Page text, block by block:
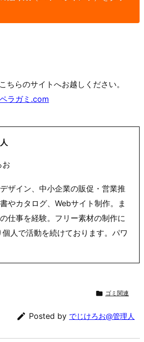
ちらのサイトへお越しください。
ラガミ.com
お
ザイン、中小企業の販促・営業推
やカタログ、Webサイト制作。ま
仕事を経験。フリー素材の制作に
人で活動を続けております。パワ
 ゴミ関連
 Posted by でじけろお@管理人